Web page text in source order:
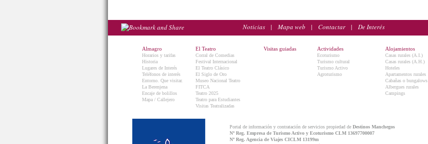
Noticias | Mapa web | Contactar| De Interés
Almagro
Horarios y tarifas
Historia
Lugares de Interés
Teléfonos de interés
Entorno. Que visitar.
La Berenjena
Encaje de bolillos
Mapa / Callejero
El Teatro
Corral de Comedias
Festival Internacional
El Teatro Clásico
El Siglo de Oro
Museo Nacional Teatro
FITCA
Teatro 2025
Teatro para Estudiantes
Visitas Teatralizadas
Visitas guiadas Actividades
Ecoturismo
Turismo cultural
Turismo Activo
Agroturismo
Alojamientos
Casas rurales (A.I.)
Casas rurales (A.H.)
Hoteles
Apartamentos rurales
Cabañas o bungalows
Albergues rurales
Campings
Portal de información y contratación de servicios propiedad de Destinos Manchegos
Nº Reg. Empresa de Turismo Activo y Ecoturismo CLM 13697700007
Nº Reg. Agencia de Viajes CICLM 13199m